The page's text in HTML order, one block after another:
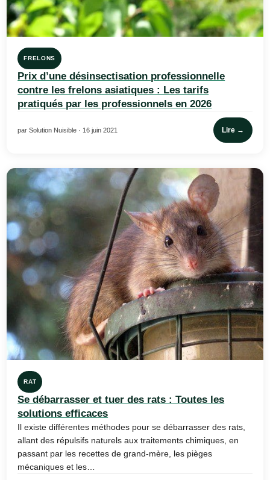
FRELONS
Prix d’une désinsectisation professionnelle
contre les frelons asiatiques : Les tarifs
pratiqués par les professionnels en 2026
par Solution Nuisible · 16 juin 2021 Lire →
RAT
Se débarrasser et tuer des rats : Toutes les
solutions efficaces
Il existe différentes méthodes pour se débarrasser des rats,
allant des répulsifs naturels aux traitements chimiques, en
passant par les recettes de grand-mère, les pièges
mécaniques et les…